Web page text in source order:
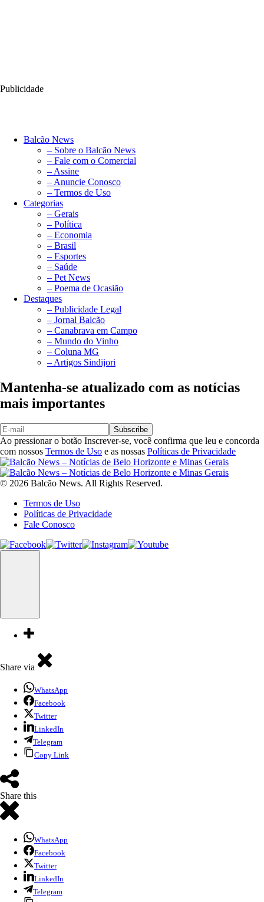
Publicidade
Balcão News
– Sobre o Balcão News
– Fale com o Comercial
– Assine
– Anuncie Conosco
– Termos de Uso
Categorias
– Gerais
– Política
– Economia
– Brasil
– Esportes
– Saúde
– Pet News
– Poema de Ocasião
Destaques
– Publicidade Legal
– Jornal Balcão
– Canabrava em Campo
– Mundo do Vinho
– Coluna MG
– Artigos Sindijori
Mantenha-se atualizado com as notícias
mais importantes
Subscribe
Ao pressionar o botão Inscrever-se, você confirma que leu e concorda
com nossos Termos de Uso e as nossas Políticas de Privacidade
© 2026 Balcão News. All Rights Reserved.
Termos de Uso
Políticas de Privacidade
Fale Conosco
Share via
WhatsApp
Facebook
Twitter
LinkedIn
Telegram
Copy Link
Share this
WhatsApp
Facebook
Twitter
LinkedIn
Telegram